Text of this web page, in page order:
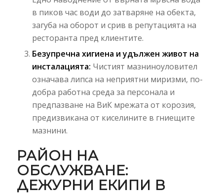
в пиков час води до затваряне на обекта,
загуба на оборот и срив в репутацията на
ресторанта пред клиентите.
Безупречна хигиена и удължен живот на
инсталацията: Чистият мазниноуловител
означава липса на неприятни миризми, по-
добра работна среда за персонала и
предпазване на ВиК мрежата от корозия,
предизвикана от киселините в гниещите
мазнини.
РАЙОН НА
ОБСЛУЖВАНЕ:
ДЕЖУРНИ ЕКИПИ В